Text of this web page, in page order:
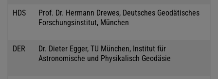
HDS
Prof. Dr. Hermann Drewes, Deutsches Geodätisches
Forschungsinstitut, München
DER
Dr. Dieter Egger, TU München, Institut für
Astronomische und Physikalisch Geodäsie